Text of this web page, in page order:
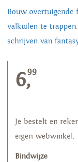
Bouw overtuigende
valkuilen te
schrijven van
6,99
Je bestelt en
eigen webwinkel.
Bindwijze